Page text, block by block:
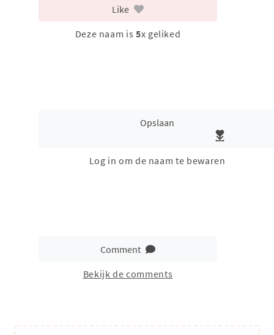
Like
Deze naam is 5x geliked
Opslaan
Log in om de naam te bewaren
Comment
Bekijk de comments